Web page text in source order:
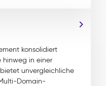
konsolidiert
hinweg in einer
unvergleichliche
Domain-